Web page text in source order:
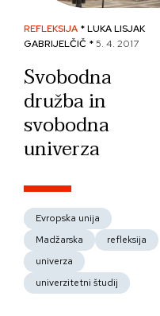
REFLEKSIJA * LUKA LISJAK
GABRIJELČIČ *5. 4. 2017
Svobodna
družba in
svobodna
univerza
Evropska unija
Madžarska
refleksija
univerza
univerzitetni študij